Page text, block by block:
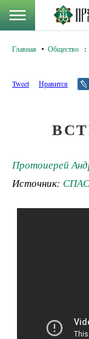
Главная Общество :
Tweet Нравится
Протоиерей
Источник: